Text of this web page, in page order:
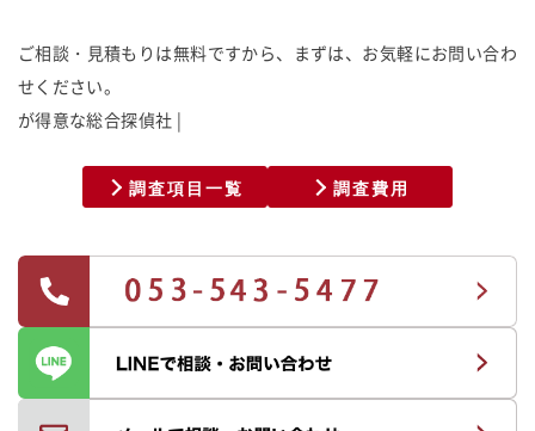
ご相談・見積もりは無料ですから、まずは、お気軽にお問い合わ
せください。
が得意な総合探偵社
調査項目一覧 調査費用